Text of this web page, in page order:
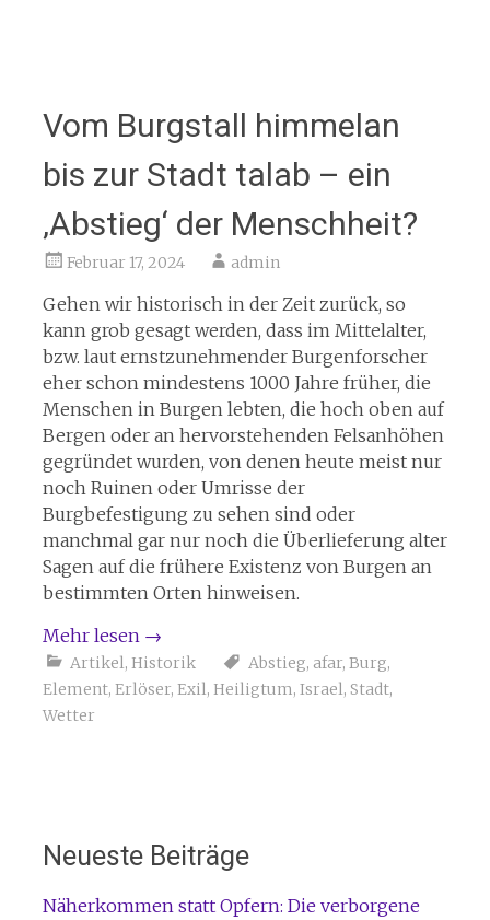
Vom Burgstall himmelan
bis zur Stadt talab – ein
‚Abstieg‘ der Menschheit?
Februar 17, 2024 admin
Gehen wir historisch in der Zeit zurück, so
kann grob gesagt werden, dass im Mittelalter,
bzw. laut ernstzunehmender Burgenforscher
eher schon mindestens 1000 Jahre früher, die
Menschen in Burgen lebten, die hoch oben auf
Bergen oder an hervorstehenden Felsanhöhen
gegründet wurden, von denen heute meist nur
noch Ruinen oder Umrisse der
Burgbefestigung zu sehen sind oder
manchmal gar nur noch die Überlieferung alter
Sagen auf die frühere Existenz von Burgen an
bestimmten Orten hinweisen.
Mehr lesen →
Artikel, Historik Abstieg, afar, Burg,
Element, Erlöser, Exil, Heiligtum, Israel, Stadt,
Wetter
Neueste Beiträge
Näherkommen statt Opfern: Die verborgene